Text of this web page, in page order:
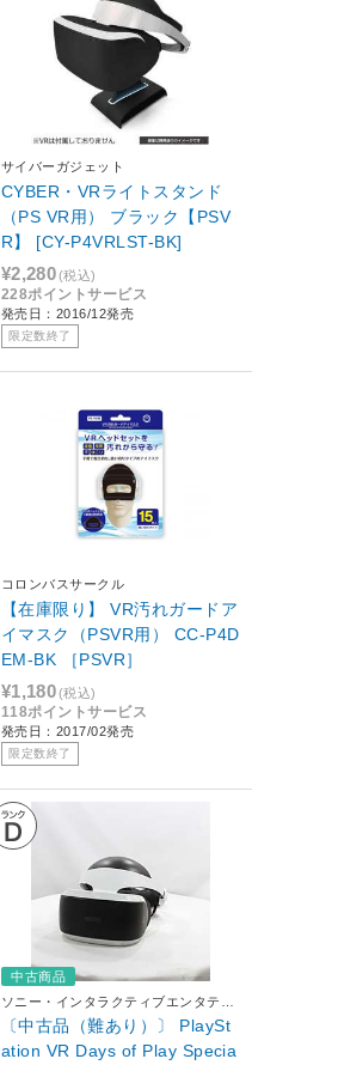
サイバーガジェット
CYBER・VRライトスタンド
（PS VR用） ブラック【PSV
R】 [CY-P4VRLST-BK]
¥2,280(税込)
228ポイントサービス
発売日：2016/12発売
限定数終了
コロンバスサークル
【在庫限り】 VR汚れガードア
イマスク（PSVR用） CC-P4D
EM-BK ［PSVR］
¥1,180(税込)
118ポイントサービス
発売日：2017/02発売
限定数終了
中古商品
ソニー・インタラクティブエンタテイ
ンメント
〔中古品（難あり）〕 PlaySt
ation VR Days of Play Specia